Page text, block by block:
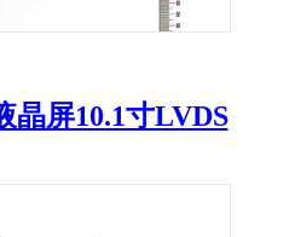
晶屏10.1寸LVDS